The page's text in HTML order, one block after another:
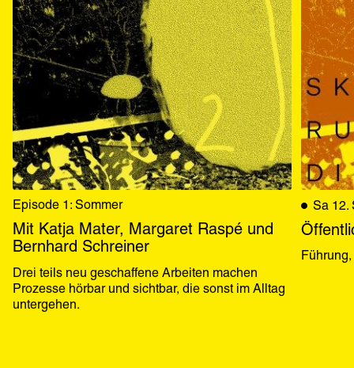
Episode 1: Sommer
Mit Katja Mater, Margaret Raspé und
Bernhard Schreiner
Drei teils neu geschaffene Arbeiten machen
Prozesse hörbar und sichtbar, die sonst im Alltag
untergehen.
Sa 12.
Führung